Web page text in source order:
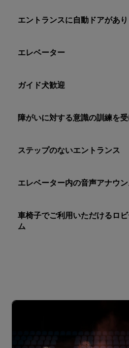
エントランスに自動ドアがあ
エレベーター
ガイド犬歓迎
障がいに対する意識の訓練を
ステップのないエントランス
エレベーター内の音声アナウ
車椅子でご利用いただけるロ
ム